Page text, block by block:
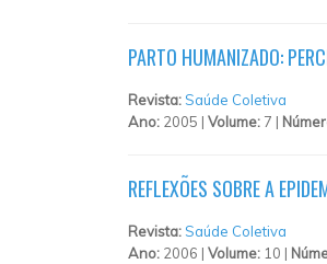
PARTO HUMANIZADO:
Revista:Saúde Coletiva
Ano: 2005 | Volume: 7 |
REFLEXÕES SOBRE A
Revista:Saúde Coletiva
Ano: 2006 | Volume: 10 |